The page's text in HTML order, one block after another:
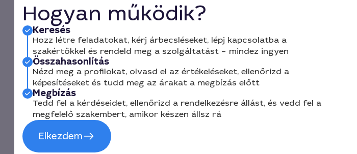
Hogyan működik?
Keresés
Hozz létre feladatokat, kérj árbecsléseket, lépj kapcsolatba a
szakértőkkel és rendeld meg a szolgáltatást – mindez ingyen
Összahasonlítás
Nézd meg a profilokat, olvasd el az értékeléseket, ellenőrizd a
képesítéseket és tudd meg az árakat a megbízás előtt
Megbízás
Tedd fel a kérdéseidet, ellenőrizd a rendelkezésre állást, és vedd fel a
megfelelő szakembert, amikor készen állsz rá
Elkezdem